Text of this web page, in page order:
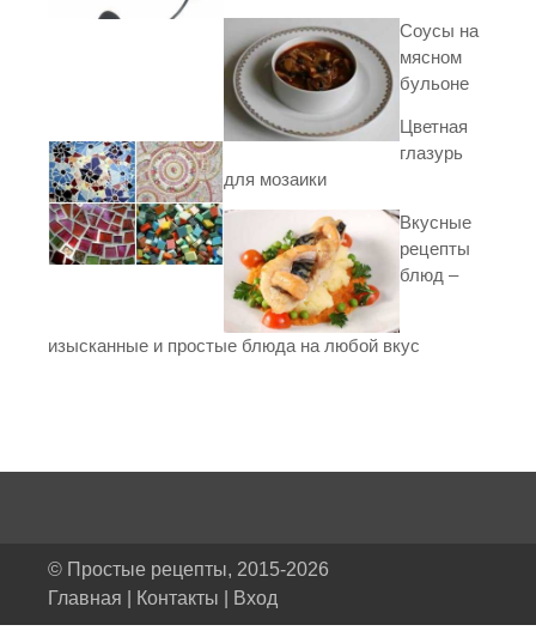
Соусы на
мясном
бульоне
Цветная
глазурь
для мозаики
Вкусные
рецепты
блюд –
изысканные и простые блюда на любой вкус
© Простые рецепты, 2015-2026
Главная
Контакты Вход